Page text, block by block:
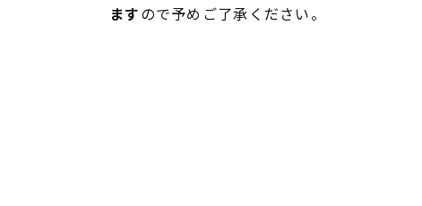
ますので予めご了承ください。